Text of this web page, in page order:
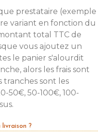
prestataire (exemple
variant en fonction du
total TTC de
vous ajoutez un
le panier s'alourdit
alors les frais sont
tranches sont les
50€, 50-100€, 100-
?